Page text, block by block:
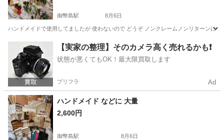
御幣島駅 8月6日
ハンドメイドで使用してましたが 使わないので どうぞ ノンクレームノンリターンに
御幣島駅 インテリア雑貨/小物 ハンドメイド
【実家の整理】そのカメラ高く売れるかも❗️
状態が悪くてもOK！最大限買取します
プリフラ Ad
ハンドメイド などに 大量
2,600円
御幣島駅 8月6日